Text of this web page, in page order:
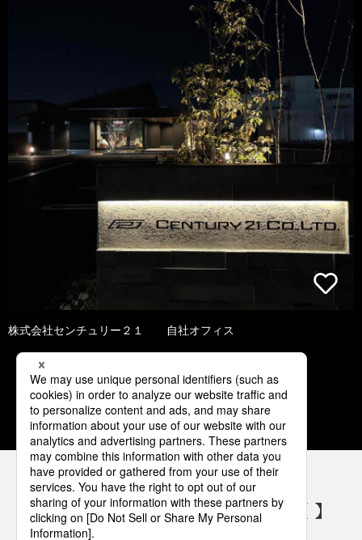
株式会社センチュリー２１ 自社オフィス
1 2 3 4 5
パナソニックの電気設備 SNSアカウント